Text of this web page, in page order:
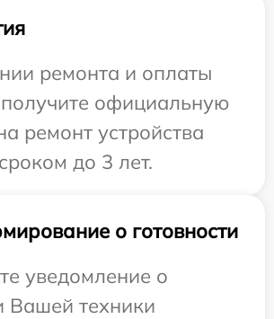
ремонта и оплаты
официальную
ремонт устройства
до 3 лет.
о готовности
уведомление о
Вашей техники